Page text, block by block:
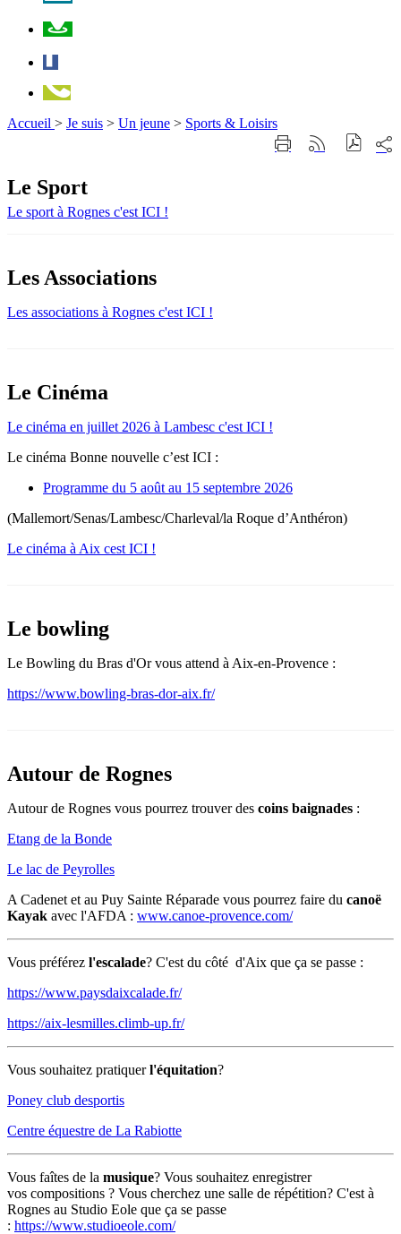
Accueil > Je suis > Un jeune > Sports & Loisirs
ImprimerGénérer
sur
Le Sport
Le sport à Rognes c'est ICI !
Les Associations
Les associations à Rognes c'est ICI !
Le Cinéma
Le cinéma en juillet 2026 à Lambesc c'est ICI !
Le cinéma Bonne nouvelle c’est ICI :
Programme du 5 août au 15 septembre 2026
(Mallemort/Senas/Lambesc/Charleval/la Roque d’Anthéron)
Le cinéma à Aix cest ICI !
Le bowling
Le Bowling du Bras d'Or vous attend à Aix-en-Provence :
https://www.bowling-bras-dor-aix.fr/
Autour de Rognes
Autour de Rognes vous pourrez trouver des coins baignades :
Etang de la Bonde
Le lac de Peyrolles
A Cadenet et au Puy Sainte Réparade vous pourrez faire du canoë
Kayak avec l'AFDA : www.canoe-provence.com/
Vous préférez l'escalade? C'est du côté d'Aix que ça se passe :
https://www.paysdaixcalade.fr/
https://aix-lesmilles.climb-up.fr/
Vous souhaitez pratiquerl'équitation?
Poney club desportis
Centre équestre de La Rabiotte
Vous faîtes de la musique? Vous souhaitez enregistrer
vos compositions ? Vous cherchez une salle de répétition? C'est à
Rognes au Studio Eole que ça se passe
: https://www.studioeole.com/